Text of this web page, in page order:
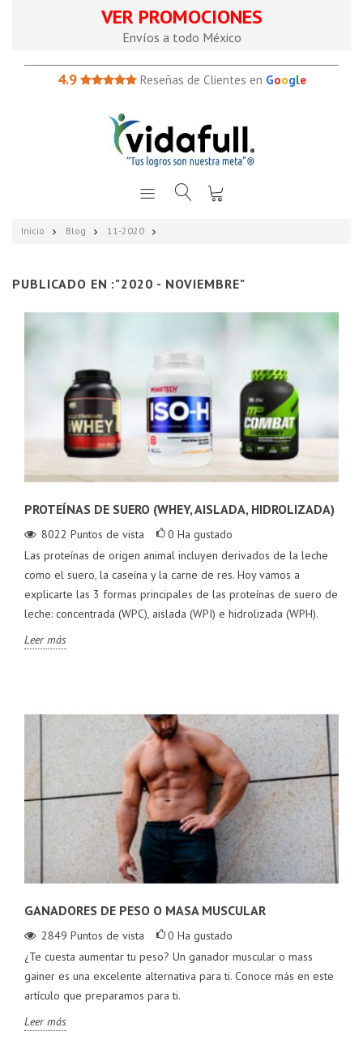
VER PROMOCIONES
Envíos a todo México
4.9 Reseñas de Clientes en Google
Inicio Blog 11-2020
PUBLICADO EN :"2020 - NOVIEMBRE"
PROTEÍNAS DE SUERO (WHEY, AISLADA, HIDROLIZADA)
8022 Puntos de vista 0 Ha gustado
Las proteínas de origen animal incluyen derivados de la leche
como el suero, la caseína y la carne de res. Hoy vamos a
explicarte las 3 formas principales de las proteínas de suero de
leche: concentrada (WPC), aislada (WPI) e hidrolizada (WPH).
Leer más
GANADORES DE PESO O MASA MUSCULAR
2849 Puntos de vista 0 Ha gustado
¿Te cuesta aumentar tu peso? Un ganador muscular o mass
gainer es una excelente alternativa para ti. Conoce más en este
artículo que preparamos para ti.
Leer más